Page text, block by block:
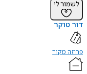
לשמור לי
דור טוקר
פרוזה מקור